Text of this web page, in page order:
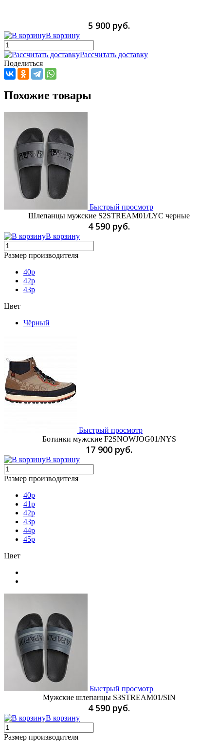
5 900 руб.
В корзину
Рассчитать доставку
Поделиться
Похожие товары
Быстрый просмотр
Шлепанцы мужские S2STREAM01/LYC черные
4 590 руб.
В корзину
Размер производителя
40p
42p
43p
Цвет
Чёрный
Быстрый просмотр
Ботинки мужские F2SNOWJOG01/NYS
17 900 руб.
В корзину
Размер производителя
40p
41p
42p
43p
44p
45p
Цвет
Быстрый просмотр
Мужские шлепанцы S3STREAM01/SIN
4 590 руб.
В корзину
Размер производителя